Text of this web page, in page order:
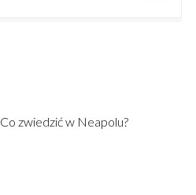
Co zwiedzić w Neapolu?